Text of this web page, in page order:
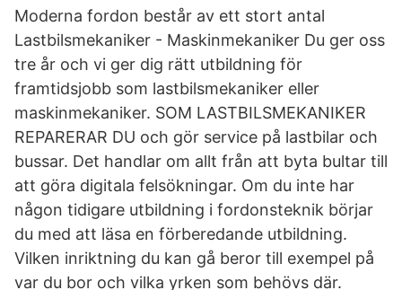
Moderna fordon består av ett stort antal
Lastbilsmekaniker - Maskinmekaniker Du ger oss
tre år och vi ger dig rätt utbildning för
framtidsjobb som lastbilsmekaniker eller
maskinmekaniker. SOM LASTBILSMEKANIKER
REPARERAR DU och gör service på lastbilar och
bussar. Det handlar om allt från att byta bultar till
att göra digitala felsökningar. Om du inte har
någon tidigare utbildning i fordonsteknik börjar
du med att läsa en förberedande utbildning.
Vilken inriktning du kan gå beror till exempel på
var du bor och vilka yrken som behövs där.